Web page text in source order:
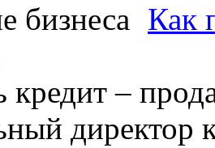
Как
кредит –